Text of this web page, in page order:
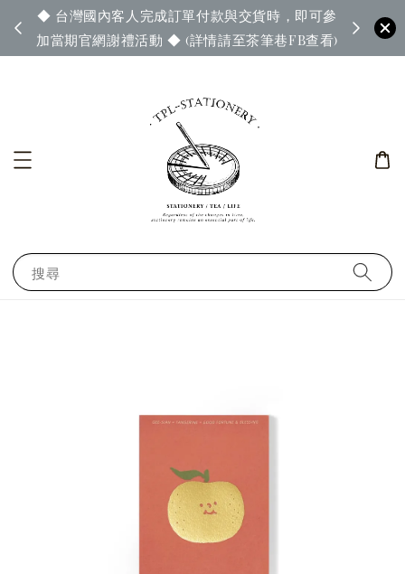
◆ 台灣國內客人完成訂單付款與交貨時，即可參
加當期官網謝禮活動 ◆ (詳情請至茶筆巷FB查看)
◆ 官
搜尋